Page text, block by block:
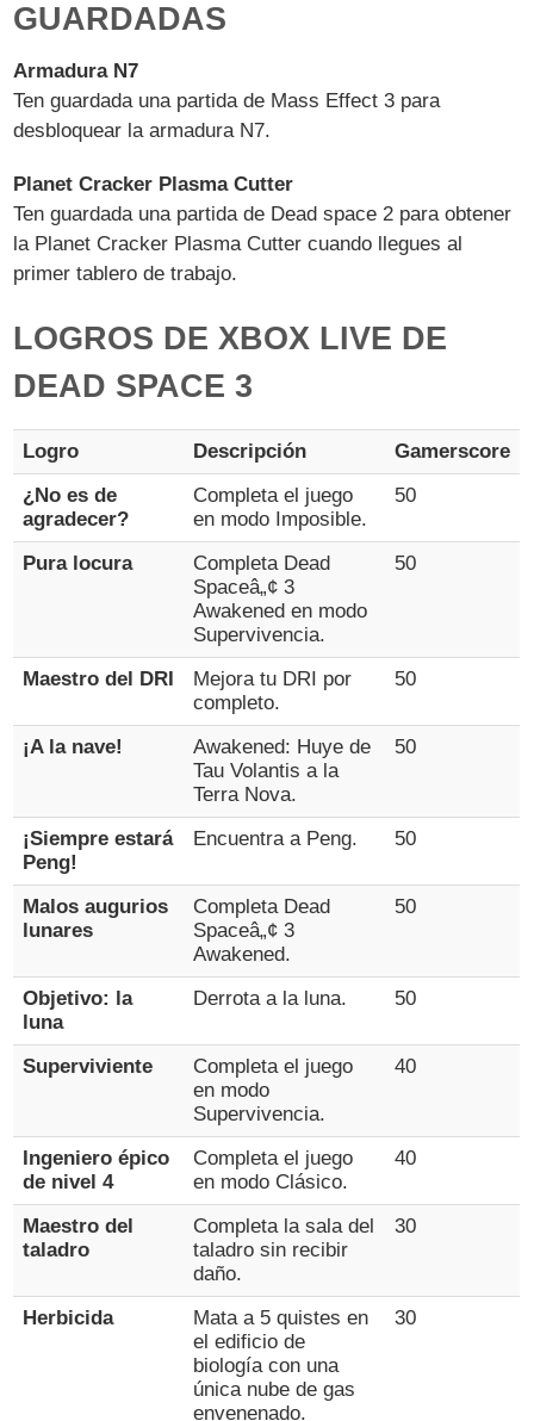
GUARDADAS
Armadura N7
Ten guardada una partida de Mass Effect 3 para
desbloquear la armadura N7.
Planet Cracker Plasma Cutter
Ten guardada una partida de Dead space 2 para obtener
la Planet Cracker Plasma Cutter cuando llegues al
primer tablero de trabajo.
LOGROS DE XBOX LIVE DE
DEAD SPACE 3
Logro Descripción
Gamerscore
¿No es de
agradecer?
Completa el juego
en modo Imposible.
50
Pura locura
Completa Dead
Spaceâ„¢ 3
Awakened en modo
Supervivencia.
50
Maestro del DRI
Mejora tu DRI por
completo.
50
¡A la nave!
Awakened: Huye de
Tau Volantis a la
Terra Nova.
50
¡Siempre estará
Peng!
Encuentra a Peng. 50
Malos augurios
lunares
Completa Dead
Spaceâ„¢ 3
Awakened.
50
Objetivo: la
luna
Derrota a la luna. 50
Superviviente
Completa el juego
en modo
Supervivencia.
40
Ingeniero épico
de nivel 4
Completa el juego
en modo Clásico.
40
Maestro del
taladro
Completa la sala del
taladro sin recibir
daño.
30
Herbicida
Mata a 5 quistes en
el edificio de
biología con una
única nube de gas
envenenado.
30